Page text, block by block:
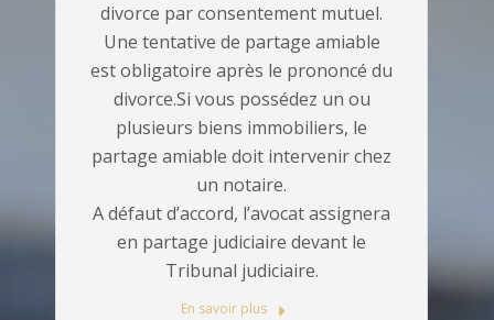
divorce par consentement mutuel.
Une tentative de partage amiable
est obligatoire après le prononcé du
divorce.Si vous possédez un ou
plusieurs biens immobiliers, le
partage amiable doit intervenir chez
un notaire.
A défaut d’accord, l’avocat assignera
en partage judiciaire devant le
Tribunal judiciaire.
En savoir plus